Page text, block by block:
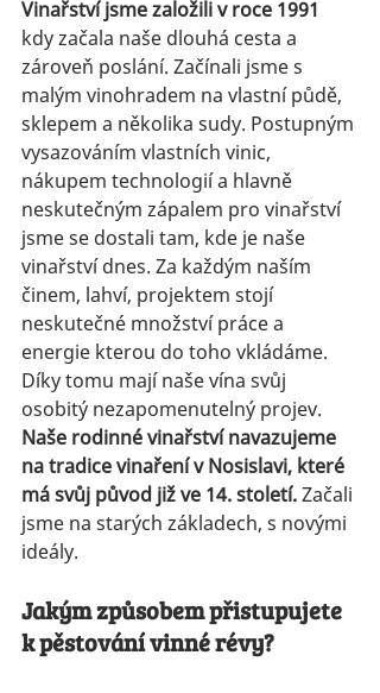
Vinařství jsme založili v roce 1991
kdy začala naše dlouhá cesta a
zároveň poslání. Začínali jsme s
malým vinohradem na vlastní půdě,
sklepem a několika sudy. Postupným
vysazováním vlastních vinic,
nákupem technologií a hlavně
neskutečným zápalem pro vinařství
jsme se dostali tam, kde je naše
vinařství dnes. Za každým naším
činem, lahví, projektem stojí
neskutečné množství práce a
energie kterou do toho vkládáme.
Díky tomu mají naše vína svůj
osobitý nezapomenutelný projev.
Naše rodinné vinařství navazujeme
na tradice vinaření v Nosislavi, které
má svůj původ již ve 14. století. Začali
jsme na starých základech, s novými
ideály.
Jakým způsobem přistupujete
k pěstování vinné révy?